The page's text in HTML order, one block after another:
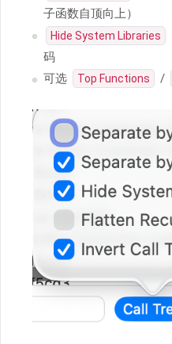
子函数自顶向上）
Hide System Libraries
码
可选
Top Functions /